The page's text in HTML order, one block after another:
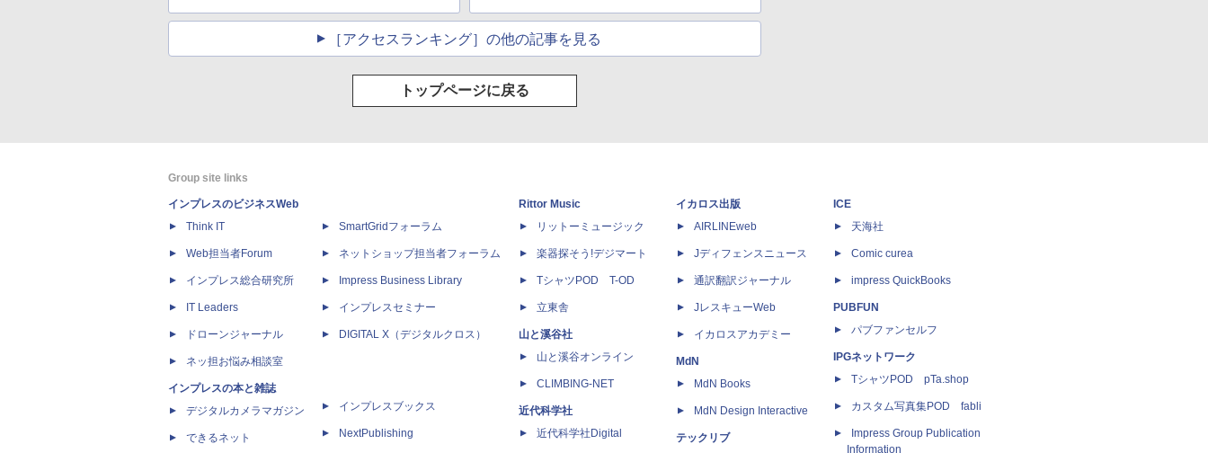
［アクセスランキング］の他の記事を見る
トップページに戻る
Group site links
インプレスのビジネスWeb
Think IT
Web担当者Forum
インプレス総合研究所
IT Leaders
ドローンジャーナル
ネッ担お悩み相談室
インプレスの本と雑誌
デジタルカメラマガジン
できるネット
SmartGridフォーラム
ネットショップ担当者フォーラム
Impress Business Library
インプレスセミナー
DIGITAL X（デジタルクロス）
インプレスブックス
NextPublishing
Rittor Music
リットーミュージック
楽器探そう!デジマート
TシャツPOD T-OD
立東舎
山と溪谷社
山と溪谷オンライン
CLIMBING-NET
近代科学社
近代科学社Digital
イカロス出版
AIRLINEweb
Jディフェンスニュース
通訳翻訳ジャーナル
JレスキューWeb
イカロスアカデミー
MdN
MdN Books
MdN Design Interactive
テックリブ
ICE
天海社
Comic curea
impress QuickBooks
PUBFUN
パブファンセルフ
IPGネットワーク
TシャツPOD pTa.shop
カスタム写真集POD fabli
Impress Group Publication
Information